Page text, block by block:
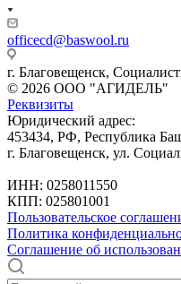
officecd@baswool.ru
г. Благовещенск,
© 2026 ООО "АГИДЕЛЬ"
Реквизиты
Юридический адрес:
453434, РФ, Республика
г. Благовещенск, ул.
ИНН: 0258011550
КПП: 025801001
Пользовательское
Политика
Соглашение об